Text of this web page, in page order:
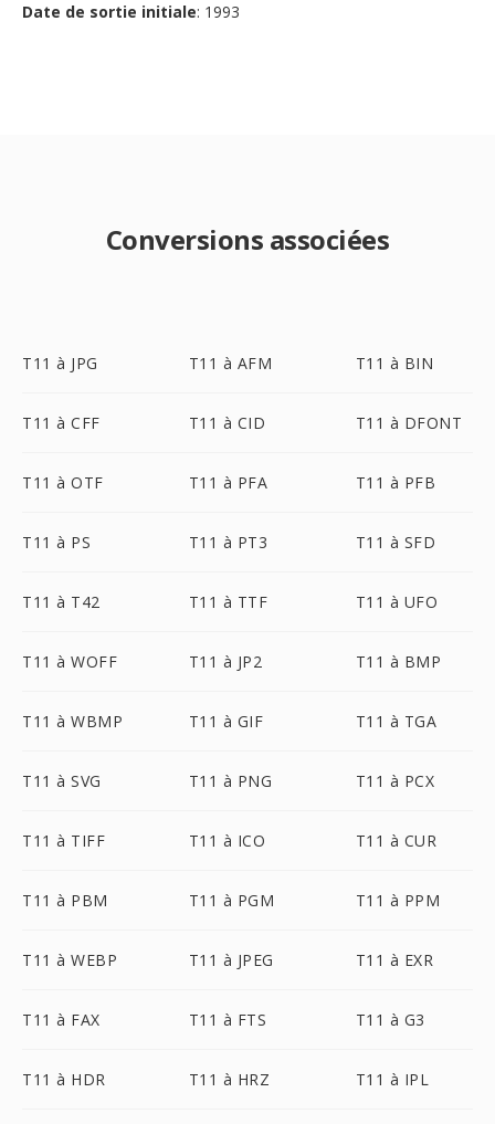
Date de sortie initiale: 1993
Conversions associées
T11 à JPG T11 à AFM T11 à BIN
T11 à CFF T11 à CID T11 à DFONT
T11 à OTF T11 à PFA T11 à PFB
T11 à PS T11 à PT3 T11 à SFD
T11 à T42 T11 à TTF T11 à UFO
T11 à WOFF T11 à JP2 T11 à BMP
T11 à WBMP T11 à GIF T11 à TGA
T11 à SVG T11 à PNG T11 à PCX
T11 à TIFF T11 à ICO T11 à CUR
T11 à PBM T11 à PGM T11 à PPM
T11 à WEBP T11 à JPEG T11 à EXR
T11 à FAX T11 à FTS T11 à G3
T11 à HDR T11 à HRZ T11 à IPL